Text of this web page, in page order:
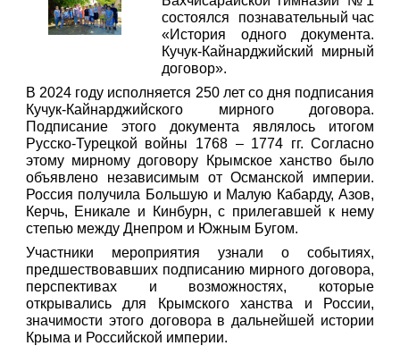
состоялся познавательный час
«История одного документа.
Кучук-Кайнарджийский мирный
договор».
В 2024 году исполняется 250 лет со дня подписания
Кучук-Кайнарджийского мирного договора.
Подписание этого документа являлось итогом
Русско-Турецкой войны 1768 – 1774 гг. Согласно
этому мирному договору Крымское ханство было
объявлено независимым от Османской империи.
Россия получила Большую и Малую Кабарду, Азов,
Керчь, Еникале и Кинбурн, с прилегавшей к нему
степью между Днепром и Южным Бугом.
Участники мероприятия узнали о событиях,
предшествовавших подписанию мирного договора,
перспективах и возможностях, которые
открывались для Крымского ханства и России,
значимости этого договора в дальнейшей истории
Крыма и Российской империи.